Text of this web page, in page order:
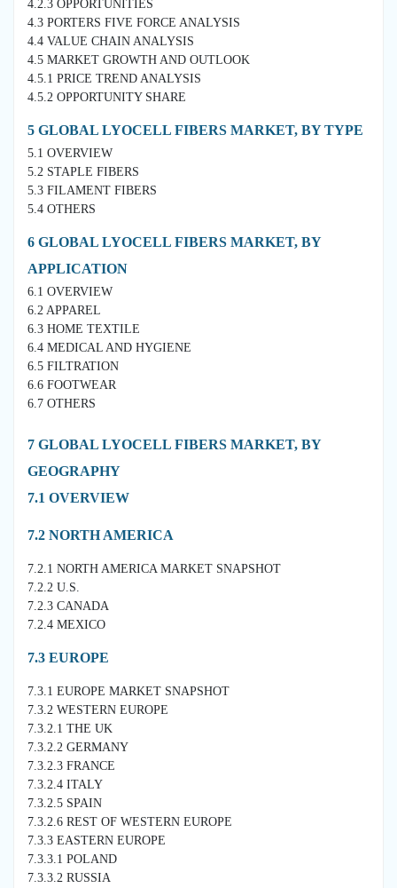
4.2.3 OPPORTUNITIES
4.3 PORTERS FIVE FORCE ANALYSIS
4.4 VALUE CHAIN ANALYSIS
4.5 MARKET GROWTH AND OUTLOOK
4.5.1 PRICE TREND ANALYSIS
4.5.2 OPPORTUNITY SHARE
5 GLOBAL LYOCELL FIBERS MARKET, BY TYPE
5.1 OVERVIEW
5.2 STAPLE FIBERS
5.3 FILAMENT FIBERS
5.4 OTHERS
6 GLOBAL LYOCELL FIBERS MARKET, BY
APPLICATION
6.1 OVERVIEW
6.2 APPAREL
6.3 HOME TEXTILE
6.4 MEDICAL AND HYGIENE
6.5 FILTRATION
6.6 FOOTWEAR
6.7 OTHERS
7 GLOBAL LYOCELL FIBERS MARKET, BY
GEOGRAPHY
7.1 OVERVIEW
7.2 NORTH AMERICA
7.2.1 NORTH AMERICA MARKET SNAPSHOT
7.2.2 U.S.
7.2.3 CANADA
7.2.4 MEXICO
7.3 EUROPE
7.3.1 EUROPE MARKET SNAPSHOT
7.3.2 WESTERN EUROPE
7.3.2.1 THE UK
7.3.2.2 GERMANY
7.3.2.3 FRANCE
7.3.2.4 ITALY
7.3.2.5 SPAIN
7.3.2.6 REST OF WESTERN EUROPE
7.3.3 EASTERN EUROPE
7.3.3.1 POLAND
7.3.3.2 RUSSIA